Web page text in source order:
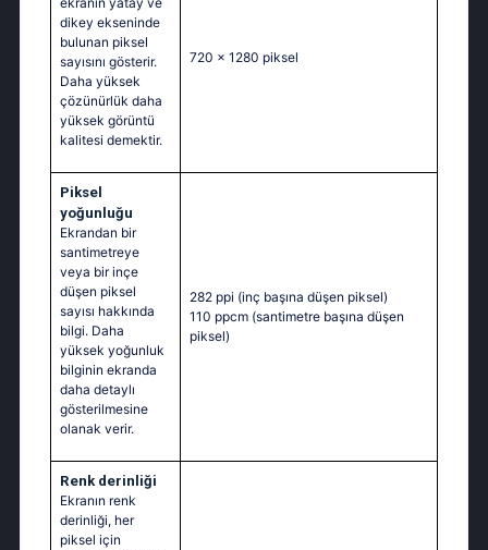
dikey ekseninde
bulunan piksel
sayısını gösterir.
Daha yüksek
çözünürlük daha
yüksek görüntü
kalitesi demektir.
720 x 1280 piksel
Piksel
yoğunluğu
Ekrandan bir
santimetreye
veya bir inçe
düşen piksel
sayısı hakkında
bilgi. Daha
yüksek yoğunluk
bilginin ekranda
daha detaylı
gösterilmesine
olanak verir.
282 ppi (inç başına düşen piksel)
110 ppcm (santimetre başına düşen
piksel)
Renk derinliği
Ekranın renk
derinliği, her
piksel için